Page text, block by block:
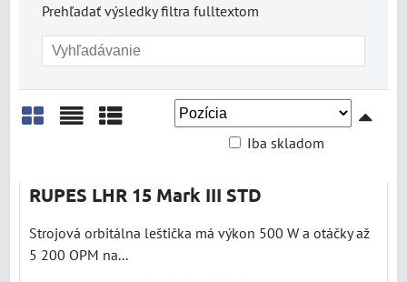
Prehľadať výsledky filtra fulltextom
Iba skladom
RUPES LHR 15 Mark III STD
Strojová orbitálna leštička má výkon 500 W a otáčky až
5 200 OPM na...